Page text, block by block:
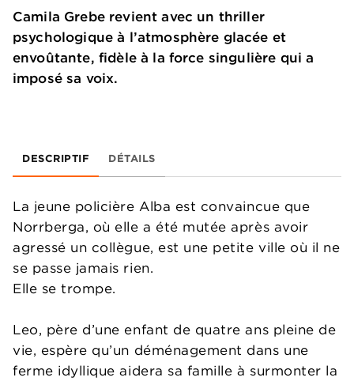
Camila Grebe revient avec un thriller
psychologique à l’atmosphère glacée et
envoûtante, fidèle à la force singulière qui a
imposé sa voix.
DESCRIPTIF DÉTAILS
La jeune policière Alba est convaincue que
Norrberga, où elle a été mutée après avoir
agressé un collègue, est une petite ville où il ne
se passe jamais rien.
Elle se trompe.
Leo, père d’une enfant de quatre ans pleine de
vie, espère qu’un déménagement dans une
ferme idyllique aidera sa famille à surmonter la